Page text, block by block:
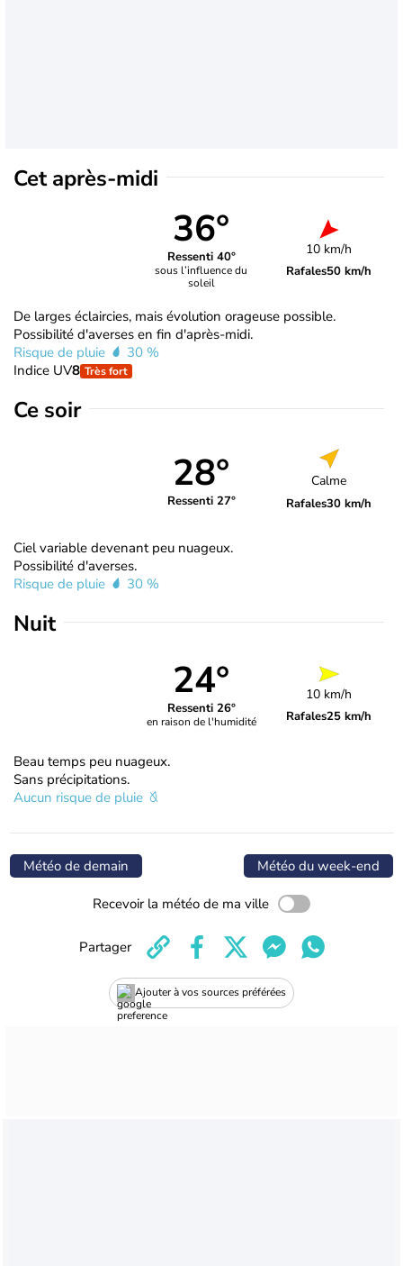
Cet après-midi
36°
Ressenti 40°
sous l’influence du
soleil
10 km/h
Rafales50 km/h
De larges éclaircies, mais évolution orageuse possible.
Possibilité d'averses en fin d'après-midi.
Risque de pluie
30 %
Indice UV8 Très fort
Ce soir
28°
Ressenti 27°
Calme
Rafales30 km/h
Ciel variable devenant peu nuageux.
Possibilité d'averses.
Risque de pluie
30 %
Nuit
24°
Ressenti 26°
en raison de l'humidité
10 km/h
Rafales25 km/h
Beau temps peu nuageux.
Sans précipitations.
Aucun risque de pluie
Météo de demain Météo du week-end
Recevoir la météo de ma ville
Ajouter à vos sources préférées
Partager